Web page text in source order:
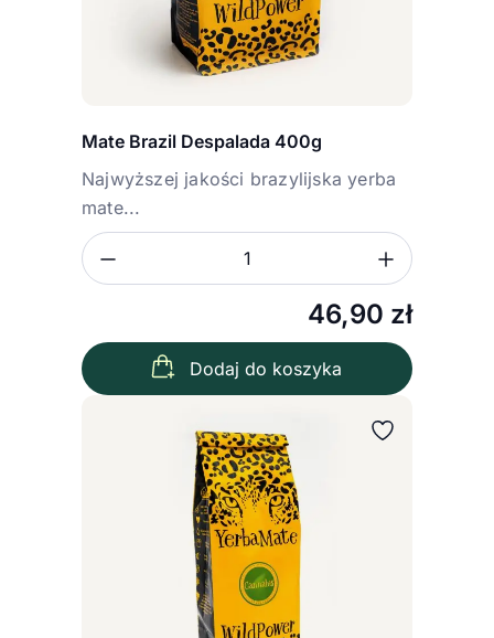
Mate Brazil Despalada 400g
Najwyższej jakości brazylijska yerba
mate...
46,90 zł
Zmniejsz ilość
Dodaj do koszyka